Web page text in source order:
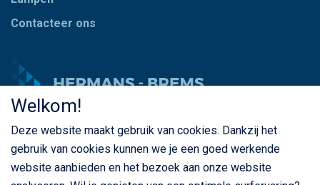
Deutz BF6M1013EC
Deutz BF6M1013EC
DEUTZ (K H D) AGROTRON (MK3) AGROTRON 210 5.03-
Deutz BF 6M1013FC
DEUTZ (K H D) AGROTRON (MK3) AGROTRON 230 98-
7.03 Deutz BF6M1013FC
DEUTZ (K H D) AGROTRON (MK3) AGROTRON 235 5.03-
Deutz BF 1013FC
Contacteer ons
© Copyright Hermans - Brems 2026. Alle rechten
voorbehouden
Welkom!
Deze website maakt gebruik van cookies. Dankzij het
gebruik van cookies kunnen we je een goed werkende
website aanbieden en het bezoek aan onze website